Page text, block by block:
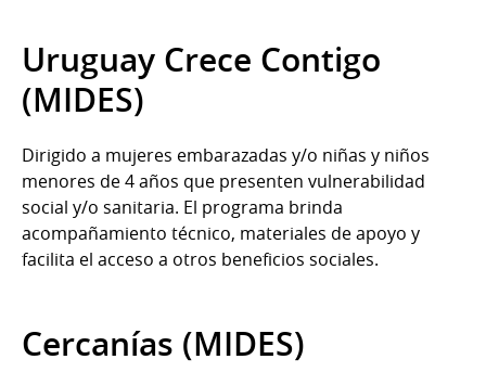
Uruguay Crece Contigo
(MIDES)
Dirigido a mujeres embarazadas y/o niñas y niños
menores de 4 años que presenten vulnerabilidad
social y/o sanitaria. El programa brinda
acompañamiento técnico, materiales de apoyo y
facilita el acceso a otros beneficios sociales.
Cercanías (MIDES)